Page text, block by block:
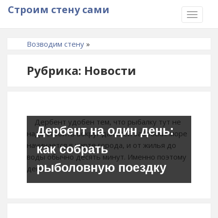
TOGGLE
Строим стену сами
Возводим стену »
Рубрика: Новости
Дербент на один день:
как собрать
рыболовную поездку
Дербент удобен тем, что рыбалку тут не
надо строить вокруг дальней заброски: море
начинается в черте города, и от жилья до
воды обычно десять минут. Именно поэтому
день…